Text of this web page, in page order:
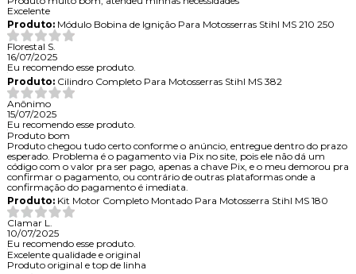
Excelente
Produto:Módulo Bobina de Ignição Para Motosserras Stihl MS 210 250
Florestal S.
16/07/2025
Eu recomendo esse produto.
Produto:Cilindro Completo Para Motosserras Stihl MS 382
Anônimo
15/07/2025
Eu recomendo esse produto.
Produto bom
Produto chegou tudo certo conforme o anúncio, entregue dentro do prazo
esperado. Problema é o pagamento via Pix no site, pois ele não dá um
código com o valor pra ser pago, apenas a chave Pix, e o meu demorou pra
confirmar o pagamento, ou contrário de outras plataformas onde a
confirmação do pagamento é imediata.
Produto:Kit Motor Completo Montado Para Motosserra Stihl MS 180
Clamar L.
10/07/2025
Eu recomendo esse produto.
Excelente qualidade e original
Produto original e top de linha